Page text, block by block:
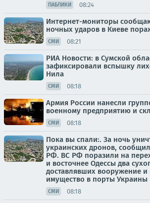
ПАБЛИКИ 08:24
Интернет-мониторы
ночных ударов в Киеве
СМИ 08:21
РИА Новости: в Сумской
зафиксировали вспышку
Нила
СМИ 08:18
Армия России нанесли
военному предприятию и
СМИ 08:18
Пока вы спали:. За ночь
украинских дронов,
РФ. ВС РФ поразили на
и восточнее Одессы два
доставлявших вооружение и
имущество в порты Украины
СМИ 08:18